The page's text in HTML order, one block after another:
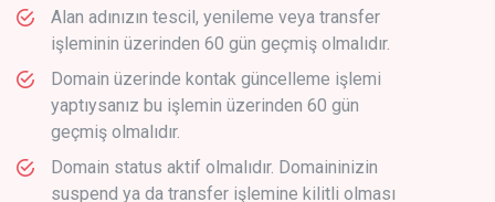
Alan adınızın tescil, yenileme veya transfer
işleminin üzerinden 60 gün geçmiş olmalıdır.
Domain üzerinde kontak güncelleme işlemi
yaptıysanız bu işlemin üzerinden 60 gün
geçmiş olmalıdır.
Domain status aktif olmalıdır. Domaininizin
suspend ya da transfer işlemine kilitli olması